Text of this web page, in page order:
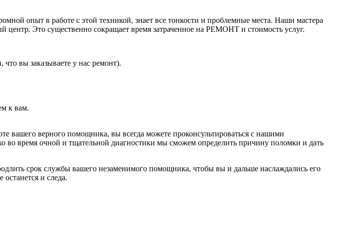
опыт в работе с этой техникой, знает все тонкости и проблемные места. Наши мастера
центр. Это существенно сокращает время затраченное на РЕМОНТ и стоимость услуг.
вы заказываете у нас ремонт).
к вам.
вашего верного помощника, вы всегда можете проконсультироваться с нашими
во время очной и тщательной диагностики мы сможем определить причину поломки и дать
срок службы вашего незаменимого помощника, чтобы вы и дальше наслаждались его
и следа.